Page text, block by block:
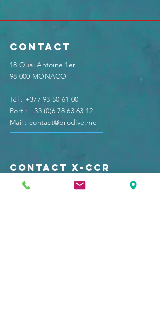
Contact
18 Quai Antoine 1er
98 000 MONACO
Tél : +377 93 50 61 00
Port : +33 (0)6 78 63 63 12
Mail : contact@prodive.mc
CONTACT X-CCR
Port :+33 ( 0)6 40 62 62 33